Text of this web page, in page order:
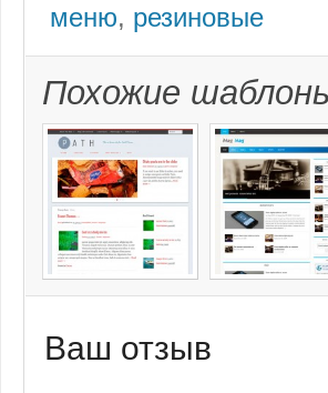
меню, резиновые
Похожие
Ваш отзыв